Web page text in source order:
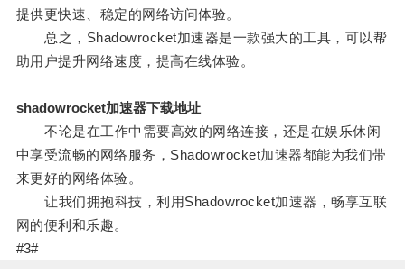
提供更快速、稳定的网络访问体验。
总之，Shadowrocket加速器是一款强大的工具，可以帮
助用户提升网络速度，提高在线体验。
shadowrocket加速器下载地址
不论是在工作中需要高效的网络连接，还是在娱乐休闲
中享受流畅的网络服务，Shadowrocket加速器都能为我们带
来更好的网络体验。
让我们拥抱科技，利用Shadowrocket加速器，畅享互联
网的便利和乐趣。
#3#